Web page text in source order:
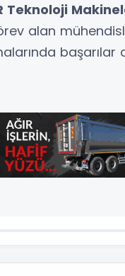
Teknoloji
alan
başarılar